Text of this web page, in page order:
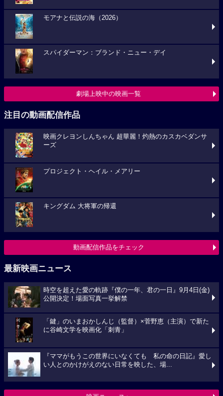
モアナと伝説の海（2026）
スパイダーマン：ブランド・ニュー・デイ
劇場上映中の映画一覧
注目の動画配信作品
映画クレヨンしんちゃん 超華麗！灼熱のカスカベダンサ
ーズ
プロジェクト・ヘイル・メアリー
キングダム 大将軍の帰還
動画配信作品をチェック
最新映画ニュース
時空を超えた愛の軌跡『僕の一年、君の一日』9月4日(金)
公開決定！場面写真一挙解禁
「鍵」のいまおかしんじ（監督）×菅野恵（主演）で新た
に谷崎文学を映画化「刺青」
『ママがもうこの世界にいなくても 私の命の日記』愛し
い人とのかけがえのない日常を映した、場...